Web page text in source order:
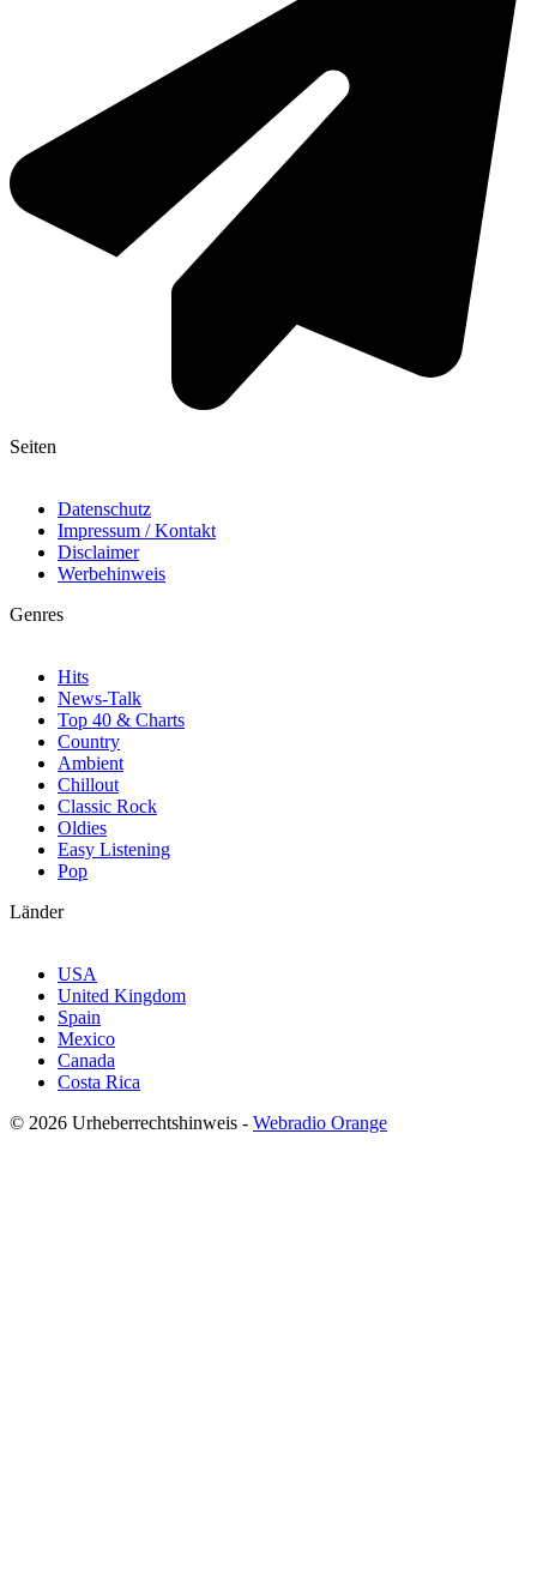
Seiten
Datenschutz
Impressum / Kontakt
Disclaimer
Werbehinweis
Genres
Hits
News-Talk
Top 40 & Charts
Country
Ambient
Chillout
Classic Rock
Oldies
Easy Listening
Pop
Länder
USA
United Kingdom
Spain
Mexico
Canada
Costa Rica
© 2026 Urheberrechtshinweis - Webradio Orange